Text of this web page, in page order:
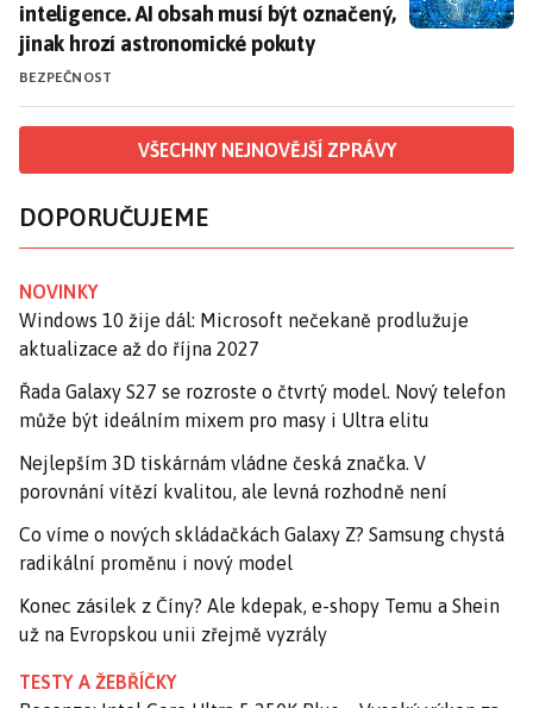
inteligence. AI obsah musí být označený,
jinak hrozí astronomické pokuty
BEZPEČNOST
VŠECHNY NEJNOVĚJŠÍ ZPRÁVY
DOPORUČUJEME
NOVINKY
Windows 10 žije dál: Microsoft nečekaně prodlužuje
aktualizace až do října 2027
Řada Galaxy S27 se rozroste o čtvrtý model. Nový telefon
může být ideálním mixem pro masy i Ultra elitu
Nejlepším 3D tiskárnám vládne česká značka. V
porovnání vítězí kvalitou, ale levná rozhodně není
Co víme o nových skládačkách Galaxy Z? Samsung chystá
radikální proměnu i nový model
Konec zásilek z Číny? Ale kdepak, e-shopy Temu a Shein
už na Evropskou unii zřejmě vyzrály
TESTY A ŽEBŘÍČKY